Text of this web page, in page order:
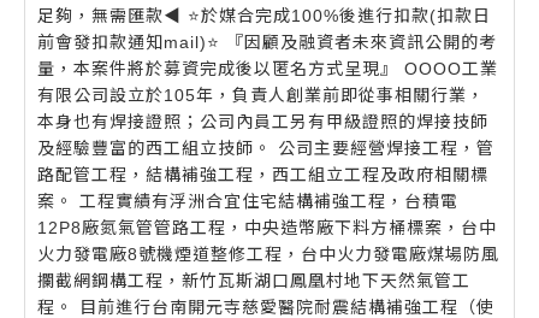
足夠，無需匯款◀️ ⭐️於媒合完成100%後進行扣款(扣款日
前會發扣款通知mail)⭐️ 『因顧及融資者未來資訊公開的考
量，本案件將於募資完成後以匿名方式呈現』 OOOO工業
有限公司設立於105年，負責人創業前即從事相關行業，
本身也有焊接證照；公司內員工另有甲級證照的焊接技師
及經驗豐富的西工組立技師。 公司主要經營焊接工程，管
路配管工程，結構補強工程，西工組立工程及政府相關標
案。 工程實績有浮洲合宜住宅結構補強工程，台積電
12P8廠氮氣管管路工程，中央造幣廠下料方桶標案，台中
火力發電廠8號機煙道整修工程，台中火力發電廠煤場防風
攔截網鋼構工程，新竹瓦斯湖口鳳凰村地下天然氣管工
程。 目前進行台南開元寺慈愛醫院耐震結構補強工程（使